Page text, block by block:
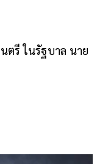
ตรี ในรัฐบาล นาย